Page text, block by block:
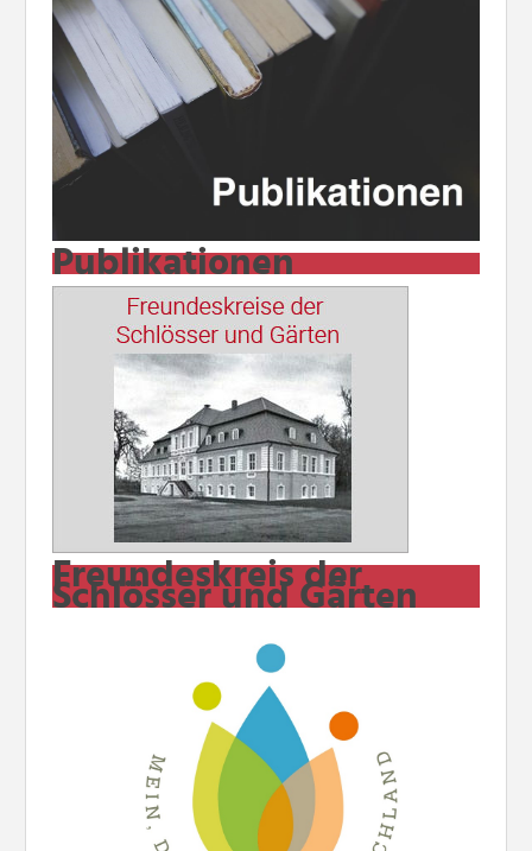
Publikationen
Freundeskreis der
Schlösser und Gärten